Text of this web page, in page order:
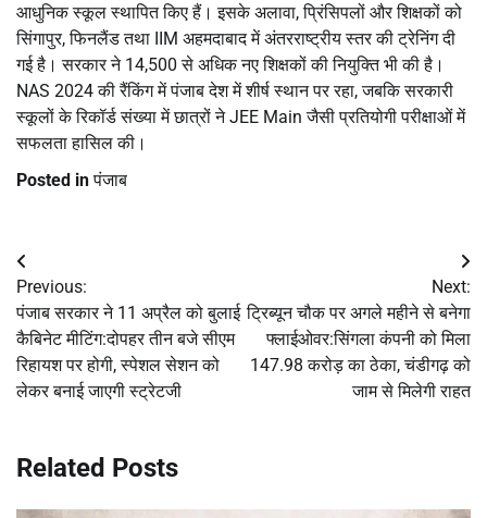
आधुनिक स्कूल स्थापित किए हैं। इसके अलावा, प्रिंसिपलों और शिक्षकों को
सिंगापुर, फिनलैंड तथा IIM अहमदाबाद में अंतरराष्ट्रीय स्तर की ट्रेनिंग दी
गई है। सरकार ने 14,500 से अधिक नए शिक्षकों की नियुक्ति भी की है।
NAS 2024 की रैंकिंग में पंजाब देश में शीर्ष स्थान पर रहा, जबकि सरकारी
स्कूलों के रिकॉर्ड संख्या में छात्रों ने JEE Main जैसी प्रतियोगी परीक्षाओं में
सफलता हासिल की।
Posted inपंजाब
Post
navigation
Previous:
पंजाब सरकार ने 11 अप्रैल को बुलाई
कैबिनेट मीटिंग:दोपहर तीन बजे सीएम
रिहायश पर होगी, स्पेशल सेशन को
लेकर बनाई जाएगी स्ट्रेटजी
Next:
ट्रिब्यून चौक पर अगले महीने से बनेगा
फ्लाईओवर:सिंगला कंपनी को मिला
147.98 करोड़ का ठेका, चंडीगढ़ को
जाम से मिलेगी राहत
Related Posts